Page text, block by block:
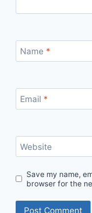
Name *
Email *
Website
Save my name,
browser for the